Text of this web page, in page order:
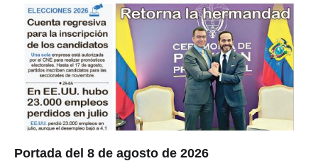
Portada del 8 de agosto de 2026